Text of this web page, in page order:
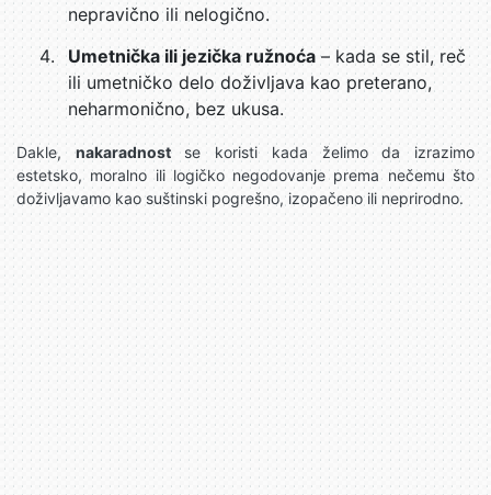
nepravično ili nelogično.
Umetnička ili jezička ružnoća – kada se stil, reč
ili umetničko delo doživljava kao preterano,
neharmonično, bez ukusa.
Dakle,nakaradnostse koristi kada želimo da izrazimo
estetsko, moralno ili logičko negodovanje prema nečemu što
doživljavamo kao suštinski pogrešno, izopačeno ili neprirodno.